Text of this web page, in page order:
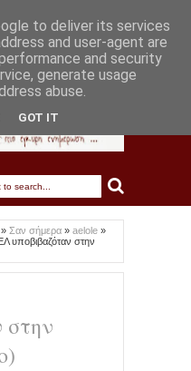
» Σαν σήμερα » aelole »
υποβιβαζόταν στην
στην
to deliver its services
and user-agent are
and security
generate usage
abuse.
GOT IT